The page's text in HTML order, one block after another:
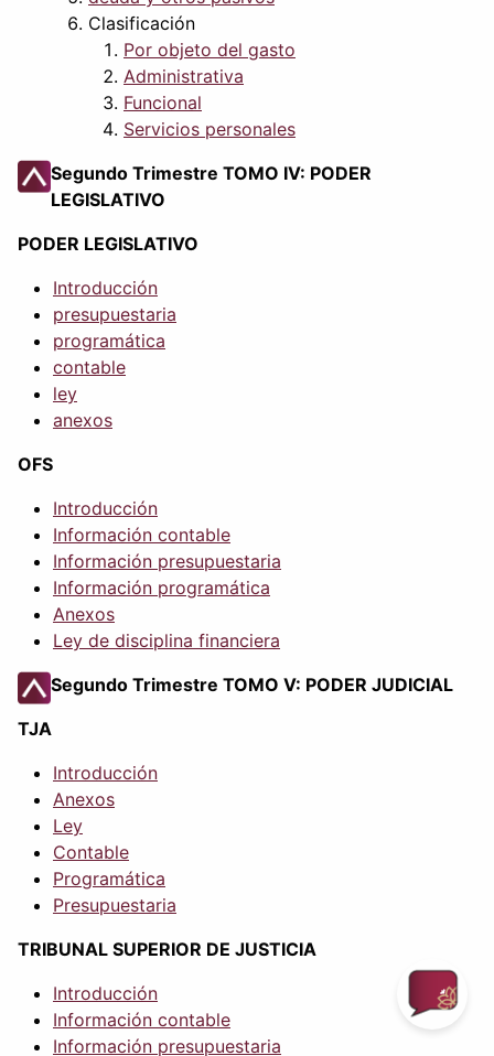
Clasificación
Por objeto del gasto
Administrativa
Funcional
Servicios personales
Segundo Trimestre TOMO IV: PODER
LEGISLATIVO
PODER LEGISLATIVO
Introducción
presupuestaria
programática
contable
ley
anexos
OFS
Introducción
Información contable
Información presupuestaria
Información programática
Anexos
Ley de disciplina financiera
Segundo Trimestre TOMO V: PODER JUDICIAL
TJA
Introducción
Anexos
Ley
Contable
Programática
Presupuestaria
TRIBUNAL SUPERIOR DE JUSTICIA
Introducción
Información contable
Información presupuestaria